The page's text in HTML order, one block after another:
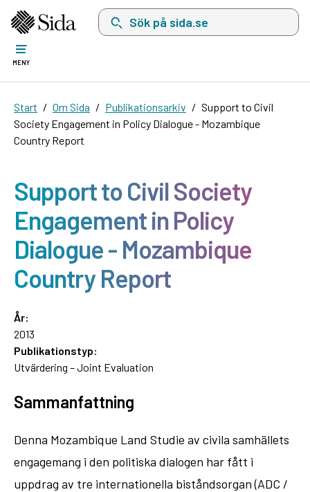
Sök på sida.se, sökförslag kommer att visas
MENY
Start Om Sida Publikationsarkiv
Support to Civil
Society Engagement in Policy Dialogue - Mozambique
Country Report
Support to Civil Society
Engagement in Policy
Dialogue - Mozambique
Country Report
År:
2013
Publikationstyp:
Utvärdering – Joint Evaluation
Sammanfattning
Denna Mozambique Land Studie av civila samhällets
engagemang i den politiska dialogen har fått i
uppdrag av tre internationella biståndsorgan (ADC /